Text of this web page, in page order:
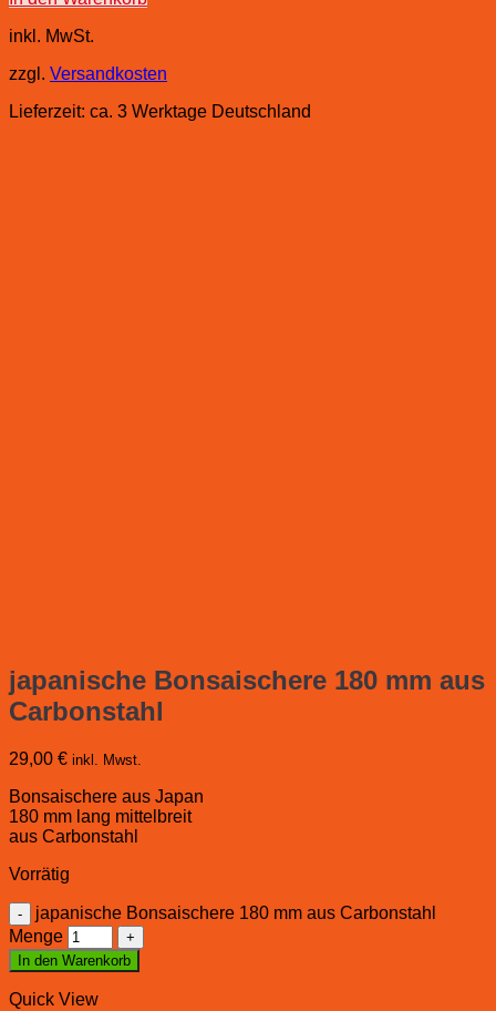
inkl. MwSt.
zzgl. Versandkosten
Lieferzeit: ca. 3 Werktage Deutschland
japanische Bonsaischere 180 mm aus
Carbonstahl
29,00 € inkl. Mwst.
Bonsaischere aus Japan
180 mm lang mittelbreit
aus Carbonstahl
Vorrätig
japanische Bonsaischere 180 mm aus Carbonstahl
Menge
In den Warenkorb
Quick View